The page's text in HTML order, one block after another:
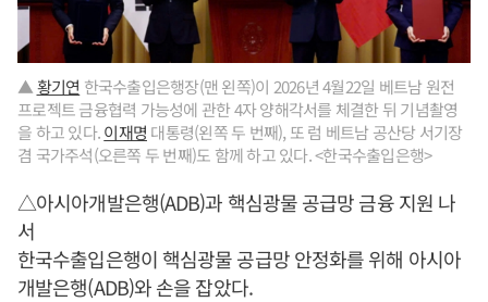
▲황기연 한국수출입은행장(맨 왼쪽)이 2026년 4월22일 베트남 원전
프로젝트 금융협력 가능성에 관한 4자 양해각서를 체결한 뒤 기념촬영
을 하고 있다.이재명 대통령(왼쪽 두 번째), 또 럼 베트남 공산당 서기장
겸 국가주석(오른쪽 두 번째)도 함께 하고 있다. <한국수출입은행>
△아시아개발은행(ADB)과 핵심광물 공급망 금융 지원 나
서
한국수출입은행이 핵심광물 공급망 안정화를 위해 아시아
개발은행(ADB)와 손을 잡았다.